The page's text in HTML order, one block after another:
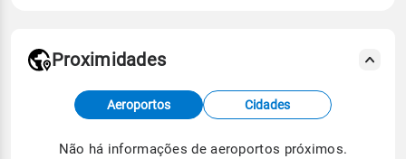
Fonte: dados combinados de estações
meteorológicas e satélite do Centro de Previsão
de Tempo e Estudos Climáticos (CPTEC).
Proximidades
Aeroportos Cidades
Não há informações de aeroportos próximos.